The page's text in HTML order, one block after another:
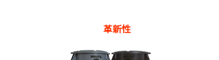
革新性